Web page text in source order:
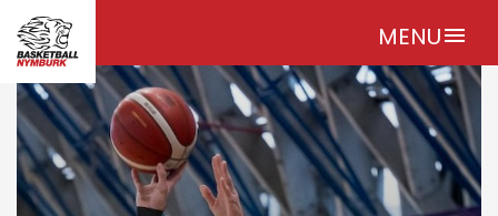
MENUmenu